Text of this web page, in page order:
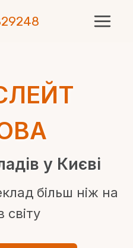
у Києві
більш ніж на
світу